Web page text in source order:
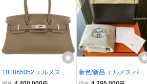
101865052 エルメス シ
ョルダーバーキン ライト
新色/新品 エルメス バー
キン25 べブラン K刻印 ゴ